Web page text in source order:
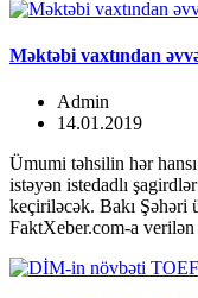
Məktəbi vaxtından
Admin
14.01.2019
Ümumi təhsilin hər
istəyən istedadlı
keçiriləcək. Bakı Şəhəri
FaktXeber.com-a